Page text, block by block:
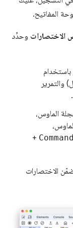
المفاتيح.
الاختصارات وحدِّد
باستخدام
والتمرير
الماوس،
+
الاختصارات